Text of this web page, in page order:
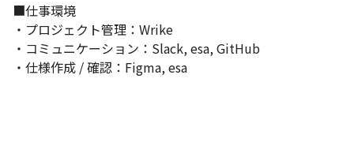
ロジェクトの拡大も想定しています。よりプロジェクトが並行す
ることになるため、チャレンジの機会を提供できます。
■仕事環境
・プロジェクト管理：Wrike
・コミュニケーション：Slack, esa, GitHub
・仕様作成 / 確認：Figma, esa